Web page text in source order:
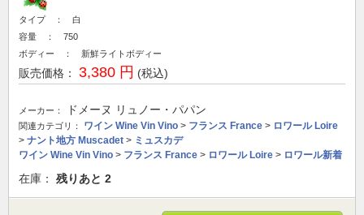
タイプ ： 白
容量 ： 750
ボディー ： 新鮮ライトボディー
販売価格： 3,380 円 (税込)
メーカー： ドメーヌ リュノー・パパン
関連カテゴリ： ワイン Wine Vin Vino > フランス France > ロワール Loire
> ナント地方 Muscadet > ミュスカデ
ワイン Wine Vin Vino > フランス France > ロワール Loire > ロワール新着
在庫： 残りあと 2